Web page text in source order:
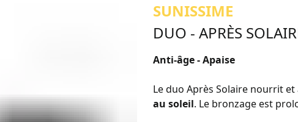
SUNISSIME
DUO - APRÈS
Anti-âge - Apaise
Le duo Après Solaire nourrit et
au soleil. Le bronzage est